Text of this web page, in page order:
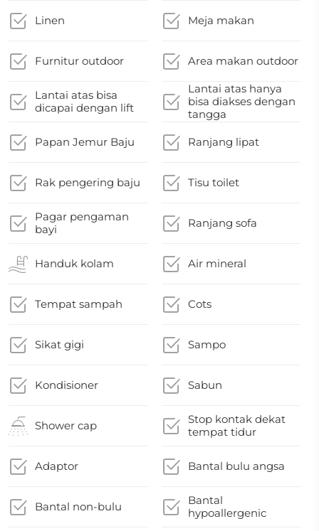
Linen Meja makan
Furnitur outdoor Area makan outdoor
Lantai atas bisa
dicapai dengan lift
Lantai atas hanya
bisa diakses dengan
tangga
Papan Jemur Baju Ranjang lipat
Rak pengering baju Tisu toilet
Pagar pengaman
bayi
Ranjang sofa
Handuk kolam Air mineral
Tempat sampah Cots
Sikat gigi Sampo
Kondisioner Sabun
Shower cap
Stop kontak dekat
tempat tidur
Adaptor Bantal bulu angsa
Bantal non-bulu
Bantal
hypoallergenic